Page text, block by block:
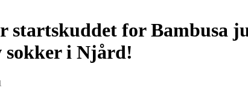
startskuddet for Bambusa
sokker i Njård!